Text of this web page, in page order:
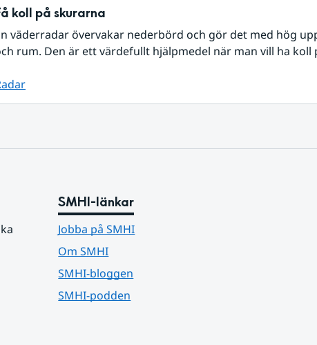
koll på skurarna
väderradar övervakar nederbörd och gör det med hög
rum. Den är ett värdefullt hjälpmedel när man vill ha koll
SMHI-länkar
Jobba på SMHI
Om SMHI
SMHI-bloggen
SMHI-podden